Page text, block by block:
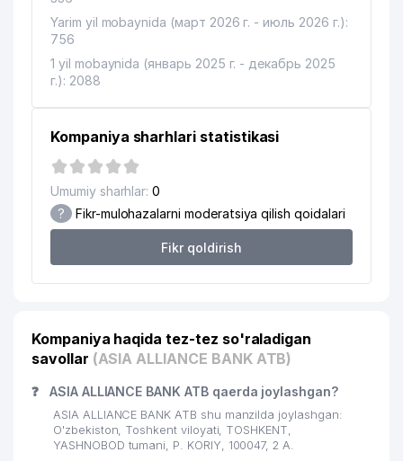
15 ORTOPED KORSETCHI MChJ
16 TEXNOLOG YUSUPBEK SAID MChJ
17 NEW HOPE REABILITATSION FONDI 947 м
ST.ALEXANDER NEVSKIY MADJITI
20 ECE COSMETIC MChJ 965 м
21
O'ZBEKISTON RESPUBLIKASI
BOLALAR DAVLAT KUTUBXONASI
23 BARBARIS TRADE MChJ
NOVA GROUP MChJ 997 м
26 GAUCH MChJ
Yarim yil mobaynida (март 2026 г. - июль 2026 г.):
756
1 yil mobaynida (январь 2025 г. - декабрь 2025
г.): 2088
Kompaniya sharhlari statistikasi
Umumiy sharhlar: 0
? Fikr-mulohazalarni moderatsiya qilish qoidalari
Fikr qoldirish
Kompaniya haqida tez-tez so'raladigan
savollar (ASIA ALLIANCE BANK ATB)
❓ ASIA ALLIANCE BANK ATB qaerda joylashgan?
ASIA ALLIANCE BANK ATB shu manzilda joylashgan:
O'zbekiston, Toshkent viloyati, TOSHKENT,
YASHNOBOD tumani, P. KORIY, 100047, 2 А.